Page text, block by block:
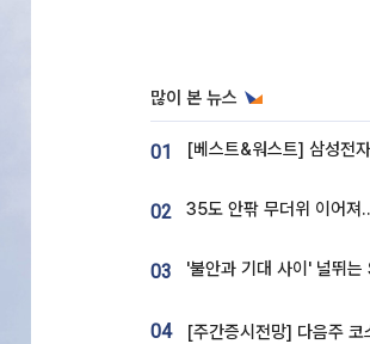
많이 본 뉴스
01
02
03
04